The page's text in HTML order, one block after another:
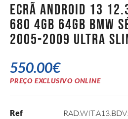
Ecrã Android 13
680 4GB 64GB BMW
2005-2009 Ultra
550.00€
PREÇO EXCLUSIVO ONLINE
Ref